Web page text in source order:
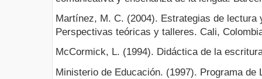
Martínez, M. C. (2004). Estrategias de lectura
Perspectivas teóricas y talleres. Cali,
McCormick, L. (1994). Didáctica de la
Ministerio de Educación. (1997). Programa de